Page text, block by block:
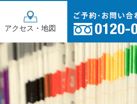
アクセス・地図